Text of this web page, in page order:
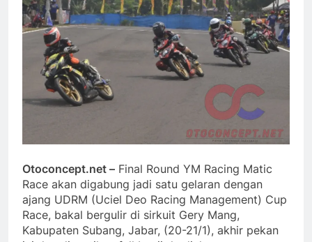
Otoconcept.net – Final Round YM Racing Matic
Race akan digabung jadi satu gelaran dengan
ajang UDRM (Uciel Deo Racing Management) Cup
Race, bakal bergulir di sirkuit Gery Mang,
Kabupaten Subang, Jabar, (20-21/1), akhir pekan